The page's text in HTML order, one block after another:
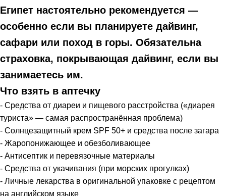
Египет настоятельно рекомендуется —
особенно если вы планируете дайвинг,
сафари или поход в горы. Обязательна
страховка, покрывающая дайвинг, если вы
занимаетесь им.
Что взять в аптечку
- Средства от диареи и пищевого расстройства («диарея
туриста» — самая распространённая проблема)
- Солнцезащитный крем SPF 50+ и средства после загара
- Жаропонижающее и обезболивающее
- Антисептик и перевязочные материалы
- Средства от укачивания (при морских прогулках)
- Личные лекарства в оригинальной упаковке с рецептом
на английском языке